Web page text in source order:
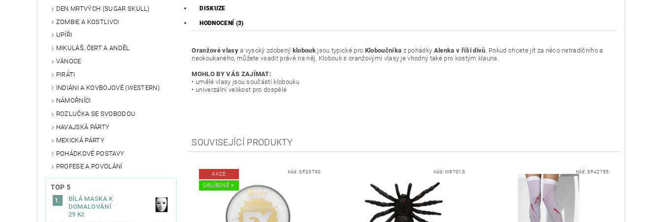
DEN MRTVÝCH (SUGAR SKULL)
ZOMBIE A KOSTLIVCI
UPÍŘI
MIKULÁŠ, ČERT A ANDĚL
VÁNOCE
PIRÁTI
INDIÁNI A KOVBOJOVÉ (WESTERN)
NÁMOŘNÍCI
ROZLUČKA SE SVOBODOU
HAVAJSKÁ PÁRTY
MEXICKÁ PÁRTY
POHÁDKOVÉ POSTAVY
PROFESE A POVOLÁNÍ
TOP 5
BÍLÁ MASKA K
DOMALOVÁNÍ
29 Kč
DISKUZE
HODNOCENÍ (3)
Oranžové vlasya vysoký zdobený kloboukjsou typické pro Kloboučníka z pohádky Alenka v říši divů. Pokud chcete jít za něco netradičního a
neokoukaného, můžete vsadit právě na něj. Klobouk s oranžovými vlasy je vhodný také pro kostým klauna.
MOHLO BY VÁS ZAJÍMAT:
• umělé vlasy jsou součástí klobouku
• univerzální velikost pro dospělé
SOUVISEJÍCÍ PRODUKTY
AKCE
OBLÍBENÉ ⭐️
Kód:SF23730 Kód:W8701S Kód:SF42755